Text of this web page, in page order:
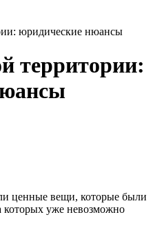
юридические нюансы
территории:
ценные вещи, которые были
которых уже невозможно